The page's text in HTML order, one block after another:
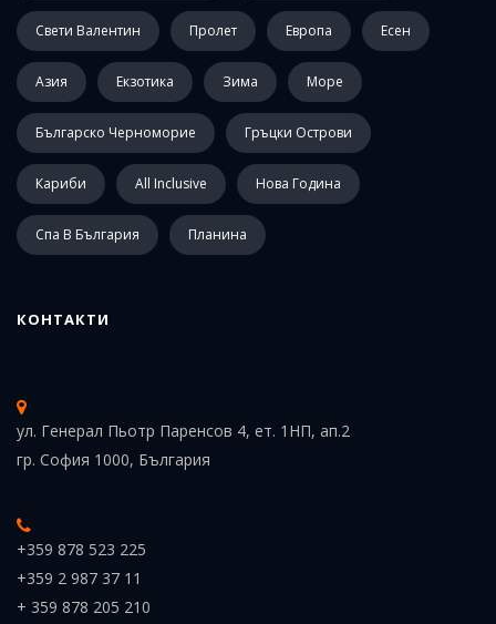
Свети Валентин Пролет Европа Есен
Азия Екзотика Зима Море
Българско Черноморие Гръцки Острови
Кариби All Inclusive Нова Година
Спа В България Планина
КОНТАКТИ
ул. Генерал Пьотр Паренсов 4, ет. 1НП, ап.2
гр. София 1000, България
+359 878 523 225
+359 2 987 37 11
+ 359 878 205 210